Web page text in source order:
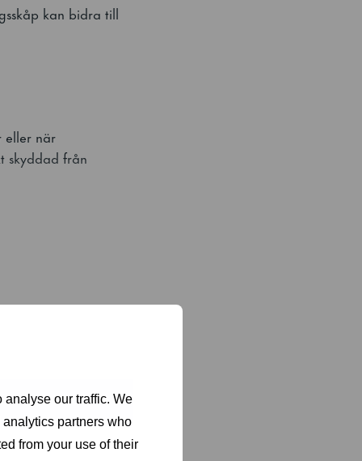
our traffic. We
partners who
from your use of their
kan bidra till
eller när
skyddad från